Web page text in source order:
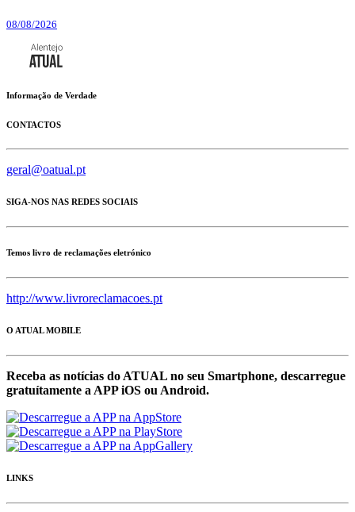
08/08/2026
Informação de Verdade
CONTACTOS
geral@oatual.pt
SIGA-NOS NAS REDES SOCIAIS
Temos livro de reclamações eletrónico
http://www.livroreclamacoes.pt
O ATUAL MOBILE
Receba as notícias do ATUAL no seu Smartphone, descarregue
gratuítamente a APP iOS ou Android.
LINKS